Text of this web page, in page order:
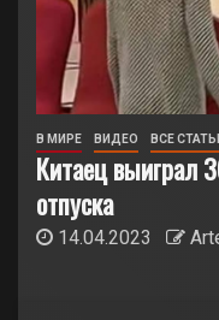
В МИРЕ ВИДЕО ВСЕ
Китаец выиграл
отпуска
14.04.2023